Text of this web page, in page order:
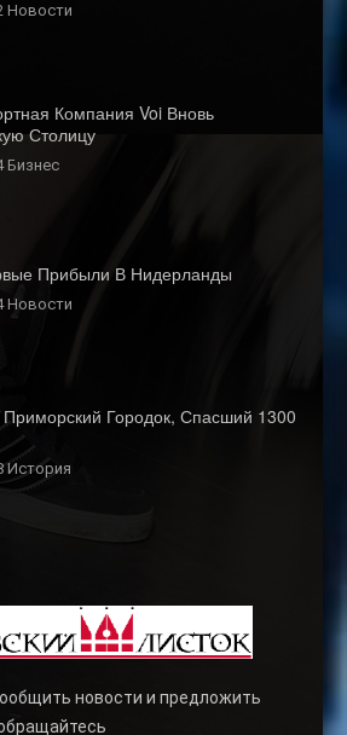
Новости
Компания Voi Вновь
Столицу
Бизнес
Прибыли В Нидерланды
Новости
Приморский Городок, Спасший 1300
История
новости и предложить